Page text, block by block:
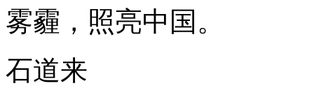
雾霾，照亮中国。
石道来